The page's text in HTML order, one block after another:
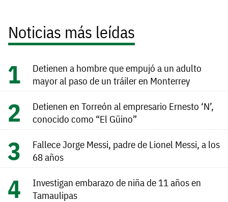
Noticias más leídas
Detienen a hombre que empujó a un adulto
mayor al paso de un tráiler en Monterrey
Detienen en Torreón al empresario Ernesto ‘N’,
conocido como “El Güino”
Fallece Jorge Messi, padre de Lionel Messi, a los
68 años
Investigan embarazo de niña de 11 años en
Tamaulipas